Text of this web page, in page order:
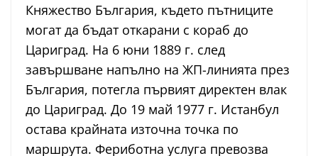
Княжество България, където пътниците
могат да бъдат откарани с кораб до
Цариград. На 6 юни 1889 г. след
завършване напълно на ЖП-линията през
България, потегла първият директен влак
до Цариград. До 19 май 1977 г. Истанбул
остава крайната източна точка по
маршрута. Фериботна услуга превозва